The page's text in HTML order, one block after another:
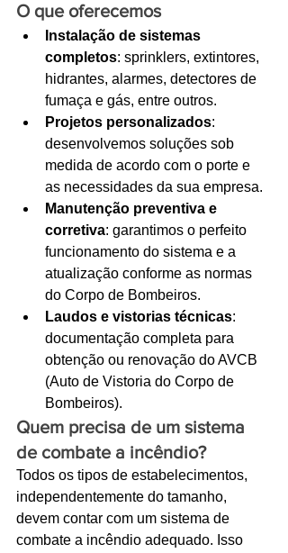
O que oferecemos
Instalação de sistemas
completos: sprinklers, extintores,
hidrantes, alarmes, detectores de
fumaça e gás, entre outros.
Projetos personalizados:
desenvolvemos soluções sob
medida de acordo com o porte e
as necessidades da sua empresa.
Manutenção preventiva e
corretiva: garantimos o perfeito
funcionamento do sistema e a
atualização conforme as normas
do Corpo de Bombeiros.
Laudos e vistorias técnicas:
documentação completa para
obtenção ou renovação do AVCB
(Auto de Vistoria do Corpo de
Bombeiros).
Quem precisa de um sistema
de combate a incêndio?
Todos os tipos de estabelecimentos,
independentemente do tamanho,
devem contar com um sistema de
combate a incêndio adequado. Isso